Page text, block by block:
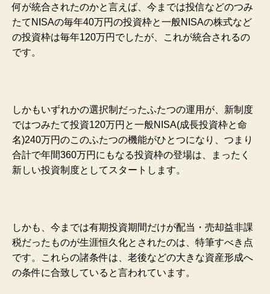
何が統合されたのかと言えば、今までは投信などのつみ
たてNISAの毎年40万円の投資枠と一般NISAの株式など
の投資枠は毎年120万円でしたが、これが統合されるの
です。
しかもいずれかの選択制だったふたつの運用が、新制度
ではつみたて投資120万円と一般NISA(成長投資枠と命
名)240万円のこのふたつの機能がひとつになり、つまり
合計で年間360万円にもなる投資枠の登場は、まったく
新しい投資制度としてスタートします。
しかも、今までは有期投資期間だけが配当・売却益非課
税だったものが生涯恒久化とされたのは、特筆すべき点
です。これらの諸条件は、老後などの大きな資産形成へ
の条件に合致していると言われています。